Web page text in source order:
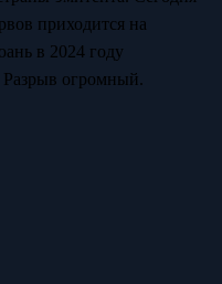
приходится на
в 2024 году
Разрыв огромный.